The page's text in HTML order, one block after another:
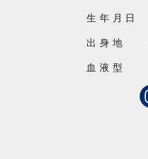
生年月日
出身地
血液型